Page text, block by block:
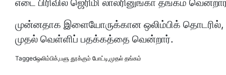
எடை பிரிவில் ஜெரிமி லால்ரினுங்கா தங்கம்
முன்னதாக இளையோருக்கான ஒலிம்பிக் தொடரில்,
முதல் வெள்ளிப் பதக்கத்தை வென்றார்.
Taggedஒலிம்பிக்,பளு தூக்கும் போட்டி,முதல் தங்கம்